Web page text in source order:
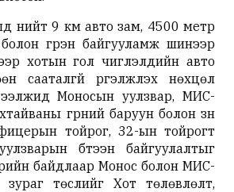
нийт 9 км авто зам, 4500 метр
гүүрэн байгууламж шинээр
хотын гол чиглэлүүдийн авто
сааталгүй үргэлжлэх нөхцөл
ээлжид Моносын уулзвар, МИС-
гүүрний баруун болон зүүн
тойрог, 32-ын тойрогт
бүтээн байгуулалтыг
байдлаар Монос болон МИС-
төслийг Хот төлөвлөлт,